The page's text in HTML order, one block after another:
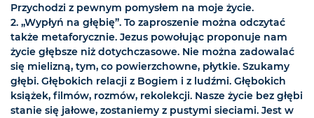
Przychodzi z pewnym pomysłem na moje życie.
2. „Wypłyń na głębię”. To zaproszenie można odczytać
także metaforycznie. Jezus powołując proponuje nam
życie głębsze niż dotychczasowe. Nie można zadowalać
się mielizną, tym, co powierzchowne, płytkie. Szukamy
głębi. Głębokich relacji z Bogiem i z ludźmi. Głębokich
książek, filmów, rozmów, rekolekcji. Nasze życie bez głębi
stanie się jałowe, zostaniemy z pustymi sieciami. Jest w